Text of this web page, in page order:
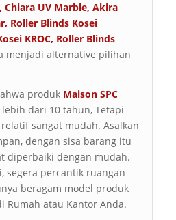
, Chiara UV Marble, Akira
, Roller Blinds Kosei
KROC, Roller Blinds
menjadi alternative pilihan
produk Maison SPC
dari 10 tahun, Tetapi
sangat mudah. Asalkan
dengan sisa barang itu
diperbaiki dengan mudah.
segera percantik ruangan
beragam model produk
Rumah atau Kantor Anda.